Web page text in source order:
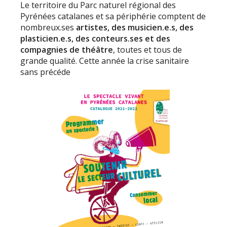
Le territoire du Parc naturel régional des
Pyrénées catalanes et sa périphérie comptent de
nombreux.ses artistes, des musicien.e.s, des
plasticien.e.s, des conteurs.ses et des
compagnies de théâtre, toutes et tous de
grande qualité. Cette année la crise sanitaire
sans précéde